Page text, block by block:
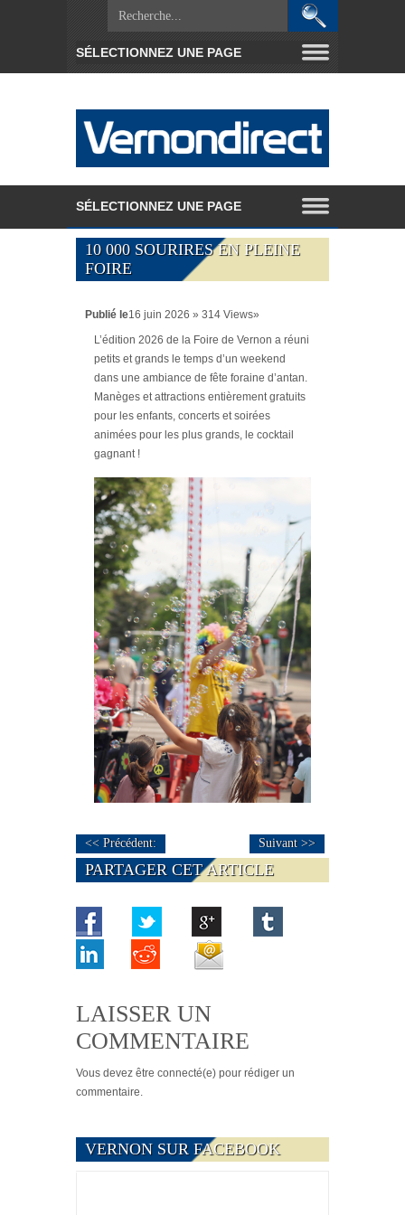
10 000 SOURIRES EN PLEINE
FOIRE
Publié le16 juin 2026 » 314 Views»
L’édition 2026 de la Foire de Vernon a réuni
petits et grands le temps d’un weekend
dans une ambiance de fête foraine d’antan.
Manèges et attractions entièrement gratuits
pour les enfants, concerts et soirées
animées pour les plus grands, le cocktail
gagnant !
<< Précédent: Suivant >>
PARTAGER CET ARTICLE
LAISSER UN
COMMENTAIRE
Vous devez être connecté(e) pour rédiger un
commentaire.
VERNON SUR FACEBOOK